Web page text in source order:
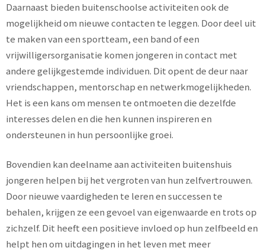
Daarnaast bieden buitenschoolse activiteiten ook de
mogelijkheid om nieuwe contacten te leggen. Door deel uit
te maken van een sportteam, een band of een
vrijwilligersorganisatie komen jongeren in contact met
andere gelijkgestemde individuen. Dit opent de deur naar
vriendschappen, mentorschap en netwerkmogelijkheden.
Het is een kans om mensen te ontmoeten die dezelfde
interesses delen en die hen kunnen inspireren en
ondersteunen in hun persoonlijke groei.
Bovendien kan deelname aan activiteiten buitenshuis
jongeren helpen bij het vergroten van hun zelfvertrouwen.
Door nieuwe vaardigheden te leren en successen te
behalen, krijgen ze een gevoel van eigenwaarde en trots op
zichzelf. Dit heeft een positieve invloed op hun zelfbeeld en
helpt hen om uitdagingen in het leven met meer